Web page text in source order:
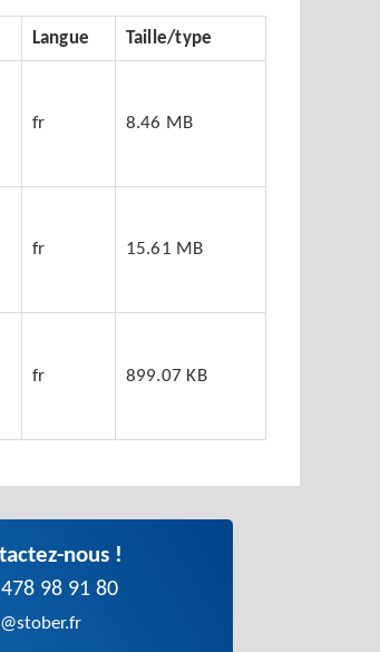
Langue Taille/type
fr 8.46 MB
fr 15.61 MB
fr 899.07 KB
nous !
98 91 80